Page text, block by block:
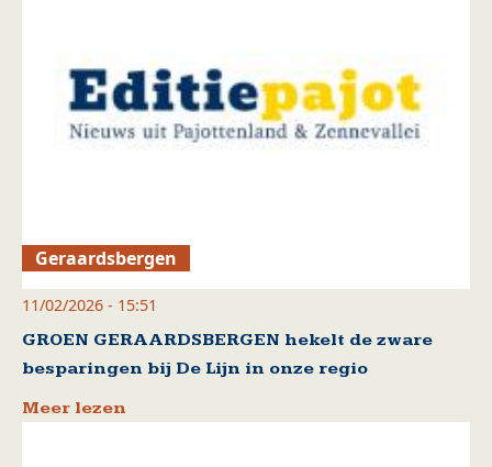
Geraardsbergen
11/02/2026 - 15:51
GROEN GERAARDSBERGEN hekelt de zware
besparingen bij De Lijn in onze regio
Meer lezen